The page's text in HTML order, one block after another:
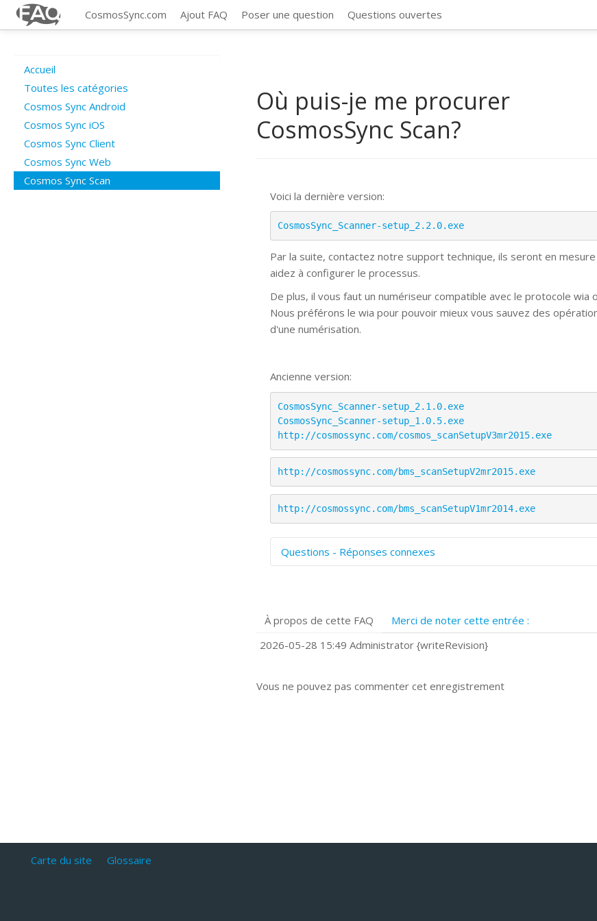
CosmosSync.com Ajout FAQ Poser une question Questions ouvertes
Accueil
Toutes les catégories
Cosmos Sync Android
Cosmos Sync iOS
Cosmos Sync Client
Cosmos Sync Web
Cosmos Sync Scan
Où puis-je me procurer
CosmosSync Scan?
Voici la dernière version:
CosmosSync_Scanner-setup_2.2.0.exe
Par la suite, contactez notre support technique, ils seront en
aidez à configurer le processus.
De plus, il vous faut un numériseur compatible avec le protocole wia
Nous préférons le wia pour pouvoir mieux vous sauvez des
d'une numérisation.
Ancienne version:
CosmosSync_Scanner-setup_2.1.0.exe
CosmosSync_Scanner-setup_1.0.5.exe
http://cosmossync.com/cosmos_scanSetupV3mr2015.exe
http://cosmossync.com/bms_scanSetupV2mr2015.exe
http://cosmossync.com/bms_scanSetupV1mr2014.exe
Questions - Réponses connexes
Quels navigateurs web sont supportés ?
Comment installer Google Chrome ?
À propos de cette FAQ
Merci de noter cette entrée :
2026-05-28 15:49 Administrator {writeRevision}
Vous ne pouvez pas commenter cet enregistrement
Carte du site Glossaire